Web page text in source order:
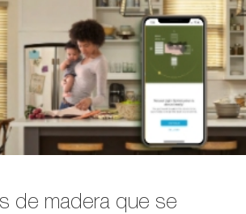
de madera que se